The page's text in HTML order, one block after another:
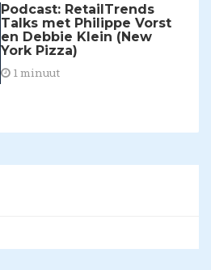
Podcast: RetailTrends
Talks met Philippe Vorst
en Debbie Klein (New
York Pizza)
1 minuut